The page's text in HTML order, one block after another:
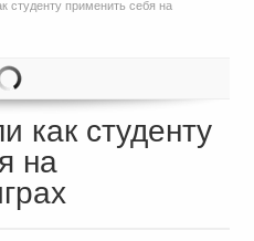
студенту применить себя на
как студенту
на